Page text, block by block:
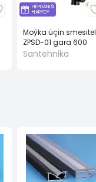
HEPDÄNIŇ
HARYDY
Moýka üçin smesitel
ZPSD-01 gara 600
mm
Santehnika